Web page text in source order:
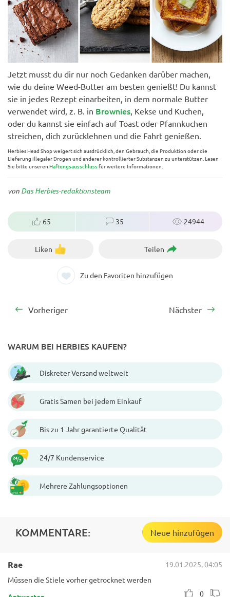
Jetzt musst du dir nur noch Gedanken darüber machen,
wie du deine Weed-Butter am besten genießt! Du kannst
sie in jedes Rezept einarbeiten, in dem normale Butter
verwendet wird, z. B. in Brownies , Kekse und Kuchen,
oder du kannst sie einfach auf Toast oder Pfannkuchen
streichen, dich zurücklehnen und die Fahrt genießen.
Herbies Head Shop weigert sich ausdrücklich, den Gebrauch, die Produktion oder die
Lieferung illegaler Drogen und anderer kontrollierter Substanzen zu unterstützen. Lesen
Sie bitte unseren Haftungsausschluss für weitere Informationen.
von Das Herbies-redaktionsteam
65 35 24944
Liken Teilen
Zu den Favoriten hinzufügen
Vorheriger Nächster
WARUM BEI HERBIES KAUFEN?
Diskreter Versand weltweit
Gratis Samen bei jedem Einkauf
Bis zu 1 Jahr garantierte Qualität
24/7 Kundenservice
Mehrere Zahlungsoptionen
KOMMENTARE: Neue hinzufügen
Rae
19.01.2025, 04:05
Müssen die Stiele vorher getrocknet werden
0